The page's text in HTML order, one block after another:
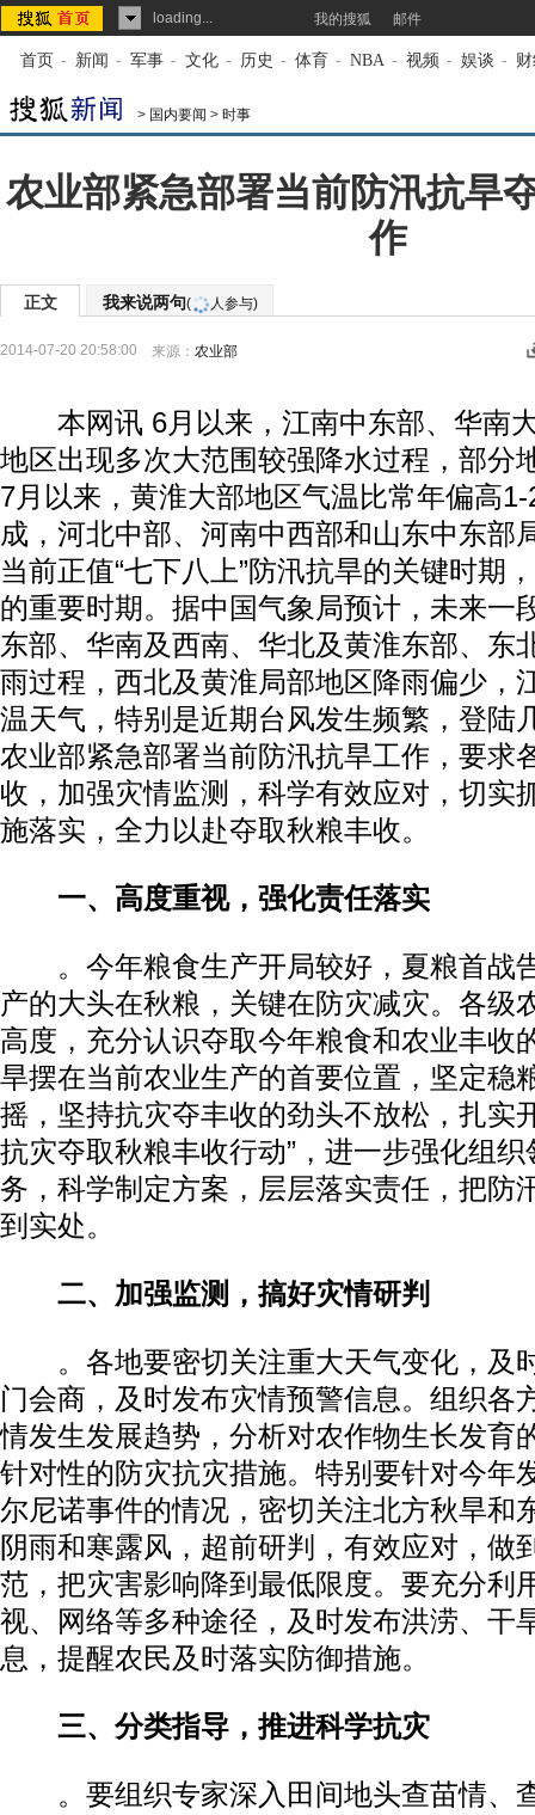
loading... 我的搜狐 邮件
首页 - 新闻 - 军事 - 文化 - 历史 - 体育 - NBA - 视频 - 娱谈 -
> 国内要闻 > 时事
农业部紧急部署当前防汛抗旱
作
正文 我来说两句( 人参与)
2014-07-20 20:58:00 来源： 农业部
本网讯 6月以来，江南中东部、华南
地区出现多次大范围较强降水过程，部分
7月以来，黄淮大部地区气温比常年偏高
成，河北中部、河南中西部和山东中东部
当前正值“七下八上”防汛抗旱的关键时期
的重要时期。据中国气象局预计，未来一
东部、华南及西南、华北及黄淮东部、东
雨过程，西北及黄淮局部地区降雨偏少，
温天气，特别是近期台风发生频繁，登陆
农业部紧急部署当前防汛抗旱工作，要求
收，加强灾情监测，科学有效应对，切实
施落实，全力以赴夺取秋粮丰收。
一、高度重视，强化责任落实
。今年粮食生产开局较好，夏粮首战
产的大头在秋粮，关键在防灾减灾。各级
高度，充分认识夺取今年粮食和农业丰收
旱摆在当前农业生产的首要位置，坚定稳
摇，坚持抗灾夺丰收的劲头不放松，扎实
抗灾夺取秋粮丰收行动”，进一步强化组
务，科学制定方案，层层落实责任，把防
到实处。
二、加强监测，搞好灾情研判
。各地要密切关注重大天气变化，及
门会商，及时发布灾情预警信息。组织各
情发生发展趋势，分析对农作物生长发育
针对性的防灾抗灾措施。特别要针对今年
尔尼诺事件的情况，密切关注北方秋旱和
阴雨和寒露风，超前研判，有效应对，做
范，把灾害影响降到最低限度。要充分利
视、网络等多种途径，及时发布洪涝、干
息，提醒农民及时落实防御措施。
三、分类指导，推进科学抗灾
。要组织专家深入田间地头查苗情、